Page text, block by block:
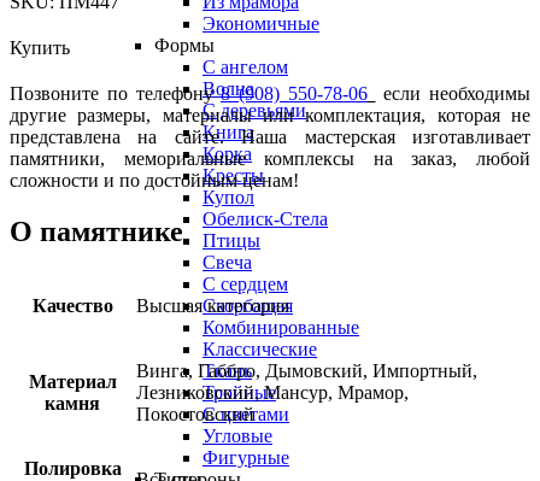
Экономичные
Формы
С ангелом
Волна
С деревьями
Книга
Корка
Кресты
Купол
Обелиск-Стела
Птицы
Свеча
С сердцем
Скорбащая
Комбинированные
Классические
Ткань
Тройные
С цветами
Угловые
Фигурные
Купить
Позвоните по телефону8 (908) 550-78-06
если необходимы
другие размеры, материалы или комплектация, которая не
представлена на сайте. Наша мастерская изготавливает
памятники, мемориальные комплексы на заказ, любой
сложности и по достойным ценам!
О памятнике
Качество Высшая категория
Материал
камня
Винга, Габбро, Дымовский, Импортный,
Лезниковский, Мансур, Мрамор,
Покостовский
Полировка